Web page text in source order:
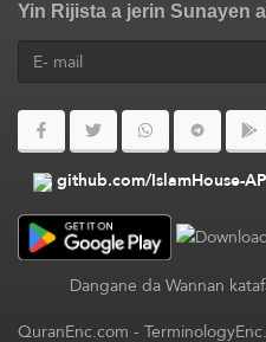
Yin Rijista a jerin Sunayen
github.com/IslamHouse-
Dangane da Wannan
QuranEnc.com-